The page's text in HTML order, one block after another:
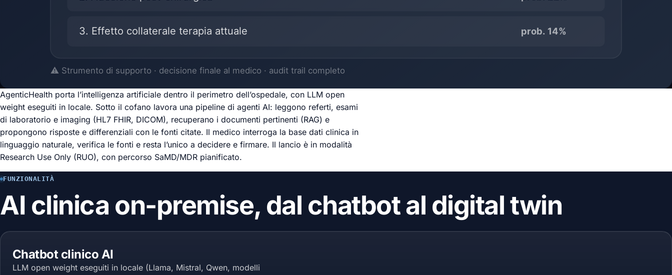
AgenticHealth porta l’intelligenza artificiale dentro il perimetro dell’ospedale, con LLM open
weight eseguiti in locale. Sotto il cofano lavora una pipeline di agenti AI: leggono referti, esami
di laboratorio e imaging (HL7 FHIR, DICOM), recuperano i documenti pertinenti (RAG) e
propongono risposte e differenziali con le fonti citate. Il medico interroga la base dati clinica in
linguaggio naturale, verifica le fonti e resta l’unico a decidere e firmare. Il lancio è in modalità
Research Use Only (RUO), con percorso SaMD/MDR pianificato.
FUNZIONALITÀ
AI clinica on-premise, dal chatbot al digital twin
Chatbot clinico AI
LLM open weight eseguiti in locale (Llama, Mistral, Qwen, modelli